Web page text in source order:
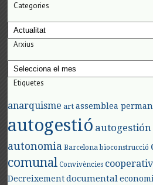
Categories
Categories
Arxius
Arxius
Etiquetes
anarquisme art assemblea
autogestió autogestión
autonomia Barcelona bioconstrucció
comunal Convivències
Decreixement documental